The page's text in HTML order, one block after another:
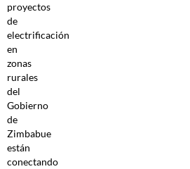
proyectos
de
electrificación
en
zonas
rurales
del
Gobierno
de
Zimbabue
están
conectando